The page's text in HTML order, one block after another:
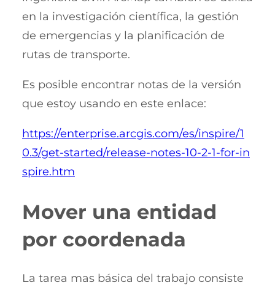
en la investigación científica, la gestión
de emergencias y la planificación de
rutas de transporte.
Es posible encontrar notas de la versión
que estoy usando en este enlace:
https://enterprise.arcgis.com/es/inspire/1
0.3/get-started/release-notes-10-2-1-for-in
spire.htm
Mover una entidad
por coordenada
La tarea mas básica del trabajo consiste